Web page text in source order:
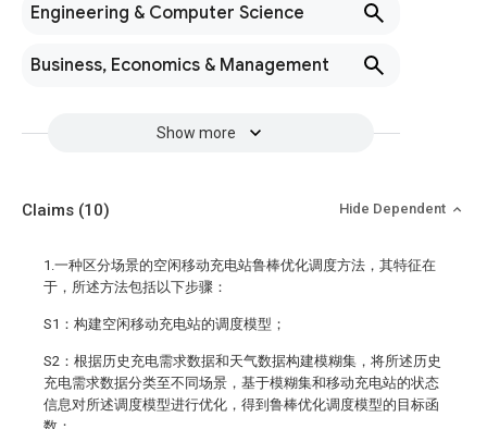
Engineering & Computer Science
Business, Economics & Management
Show more
Claims (10) Hide Dependent
1.一种区分场景的空闲移动充电站鲁棒优化调度方法，其特征在
于，所述方法包括以下步骤：
S1：构建空闲移动充电站的调度模型；
S2：根据历史充电需求数据和天气数据构建模糊集，将所述历史
充电需求数据分类至不同场景，基于模糊集和移动充电站的状态
信息对所述调度模型进行优化，得到鲁棒优化调度模型的目标函